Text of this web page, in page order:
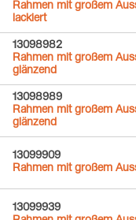
Rahmen mit großem
lackiert
13098982
Rahmen mit großem
glänzend
13098989
Rahmen mit großem
glänzend
13099909
Rahmen mit großem
13099939